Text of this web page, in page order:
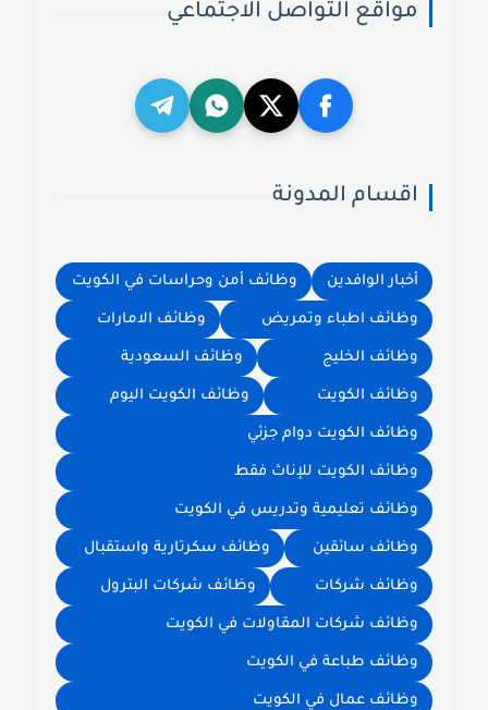
مواقع التواصل الاجتماعي
اقسام المدونة
أخبار الوافدين وظائف أمن وحراسات في الكويت
وظائف اطباء وتمريض وظائف الامارات
وظائف الخليج وظائف السعودية
وظائف الكويت وظائف الكويت اليوم
وظائف الكويت دوام جزئي
وظائف الكويت للإناث فقط
وظائف تعليمية وتدريس في الكويت
وظائف سائقين وظائف سكرتارية واستقبال
وظائف شركات وظائف شركات البترول
وظائف شركات المقاولات في الكويت
وظائف طباعة في الكويت
وظائف عمال في الكويت